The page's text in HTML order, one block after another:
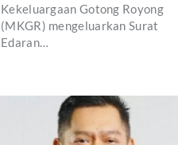
Kekeluargaan Gotong Royong
(MKGR) mengeluarkan Surat
Edaran…